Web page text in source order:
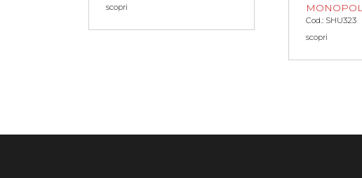
scopri
MONOPOL
Cod.: SHU323
scopri